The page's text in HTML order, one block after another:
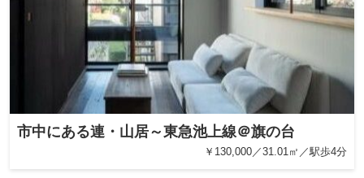
市中にある連・山居～東急池上線＠旗の台
￥130,000／31.01㎡／駅歩4分